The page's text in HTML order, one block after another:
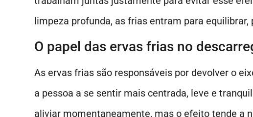
limpeza profunda, as frias entram para
O papel das ervas frias no
As ervas frias são responsáveis por devolver o
a pessoa a se sentir mais centrada, leve e
aliviar momentaneamente, mas o efeito tende a